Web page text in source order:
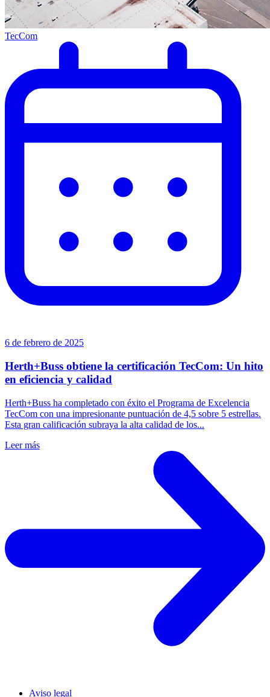
TecCom
6 de febrero de 2025
Herth+Buss obtiene la certificación TecCom: Un hito
en eficiencia y calidad
Herth+Buss ha completado con éxito el Programa de Excelencia
TecCom con una impresionante puntuación de 4,5 sobre 5 estrellas.
Esta gran calificación subraya la alta calidad de los...
Leer más
Aviso legal